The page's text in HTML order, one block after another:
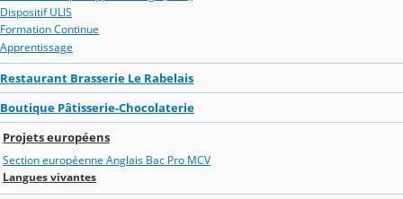
Dispositif ULIS
Formation Continue
Apprentissage
Restaurant Brasserie Le Rabelais
Boutique Pâtisserie-Chocolaterie
Projets européens
Section européenne Anglais Bac Pro MCV
Langues vivantes